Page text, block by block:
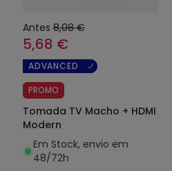
Antes 8,08 €
5,68 €
ADVANCED
PROMO
Tomada TV Macho + HDMI
Modern
Em Stock, envio em
48/72h